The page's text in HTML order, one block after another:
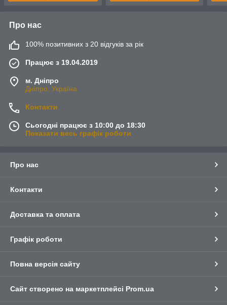
Про нас
100% позитивних з 20 відгуків за рік
Працює з 19.04.2019
м. Дніпро
Дніпро, Україна
Контакти
Сьогодні працює з 10:00 до 18:30
Показати весь графік роботи
Про нас
Контакти
Доставка та оплата
Графік роботи
Повна версія сайту
Сайт створено на маркетплейсі Prom.ua